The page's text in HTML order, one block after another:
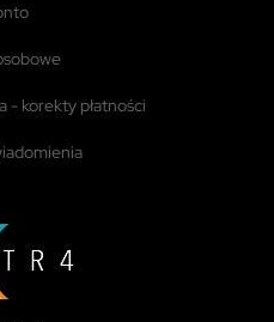
- korekty płatności